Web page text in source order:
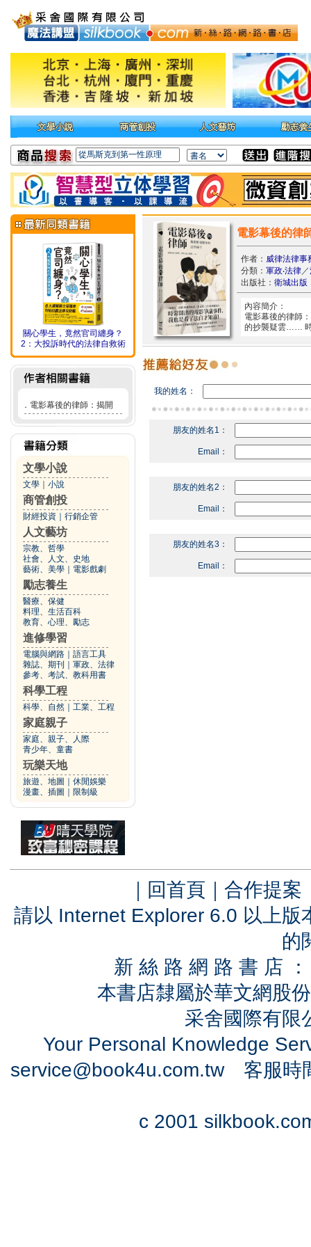
關心學生，竟然官司纏身？
2：大投訴時代的法律自救術
． 電影幕後的律師：揭開
文學小說
文學 小說
商管創投
財經投資 行銷企管
人文藝坊
宗教、哲學
社會、人文、史地
藝術、美學
電影戲劇
勵志養生
醫療、保健
料理、生活百科
教育、心理、勵志
進修學習
電腦與網路
語言工具
雜誌、期刊
軍政、法律
參考、考試、教科用書
科學工程
科學、自然 工業、工程
家庭親子
家庭、親子、人際
青少年、童書
玩樂天地
旅遊、地圖
休閒娛樂
漫畫、插圖
限制級
電影幕後的律
作者： 威律法律事
分類： 軍政‧法律／
出版社： 衛城出版
內容簡介：
電影幕後的律師
的抄襲疑雲…… 時
我的姓名：
朋友的姓名1：
Email：
朋友的姓名2：
Email：
朋友的姓名3：
Email：
｜ 回首頁 ｜ 合作提案
請以 Internet Explorer 6.0 以上
的
新 絲 路 網 路 書 店
本書店隸屬於華文網股
采舍國際有
Your Personal Knowledge
service@book4u.com.tw客服時
c 2001